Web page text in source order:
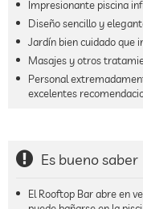
Impresionante piscina
Diseño sencillo y
Jardín bien cuidado que
Masajes y otros
Personal
excelentes
Es bueno saber
El Rooftop Bar abre en